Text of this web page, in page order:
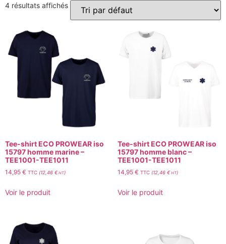
4 résultats affichés
Tee-shirt ECO PROWEAR iso
15797 homme marine –
TEE1001-TEE1011
14,95 € TTC (12,46 € HT)
Voir le produit
Tee-shirt ECO PROWEAR iso
15797 homme blanc –
TEE1001-TEE1011
14,95 € TTC(12,46 €HT)
Voir le produit